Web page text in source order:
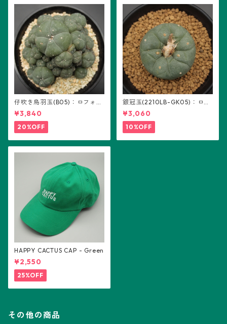
仔吹き烏羽玉(B05)：ロフォフ
ォラ属
¥3,840
20%OFF
銀冠玉(2210LB-GK05)：ロフ
ォフォラ属 ※実生
¥3,060
10%OFF
HAPPY CACTUS CAP - Green
¥2,550
25%OFF
その他の商品